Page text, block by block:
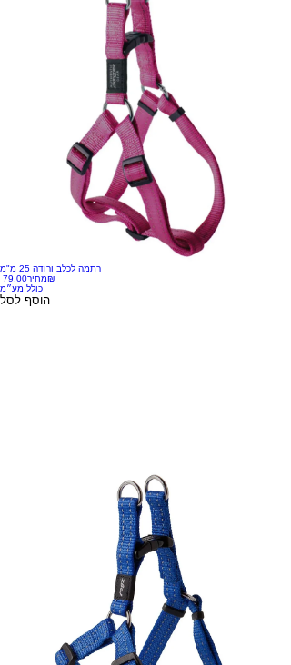
רתמה לכלב ורודה 25 מ"מ
מחיר‏79.00 ‏₪
כולל מע״מ
הוסף לסל